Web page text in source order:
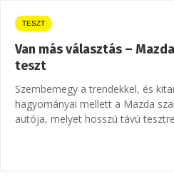
TESZT
Van más választás – Mazda
teszt
Szembemegy a trendekkel, és
hagyományai mellett a Mazda
autója, melyet hosszú távú